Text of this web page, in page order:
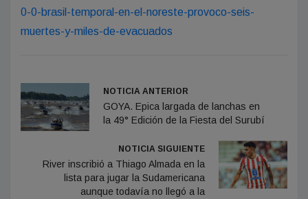
0-0-brasil-temporal-en-el-noreste-provoco-seis-
muertes-y-miles-de-evacuados
NOTICIA ANTERIOR
GOYA. Epica largada de lanchas en
la 49° Edición de la Fiesta del Surubí
NOTICIA SIGUIENTE
River inscribió a Thiago Almada en la
lista para jugar la Sudamericana
aunque todavía no llegó a la